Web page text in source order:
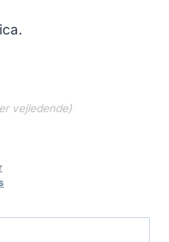
vejledende)